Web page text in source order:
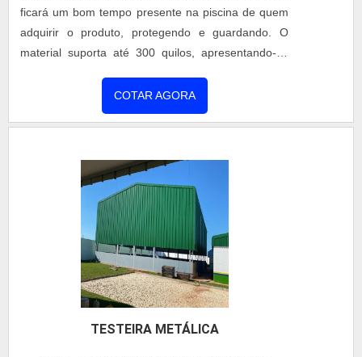
ficará um bom tempo presente na piscina de quem
adquirir o produto, protegendo e guardando. O
material suporta até 300 quilos, apresentando-se
para crianças e animais. A cobertura de piscinas de
lona é direcionada para quem tem o objetivo de
da formação de....
COTAR AGORA
TESTEIRA METÁLICA